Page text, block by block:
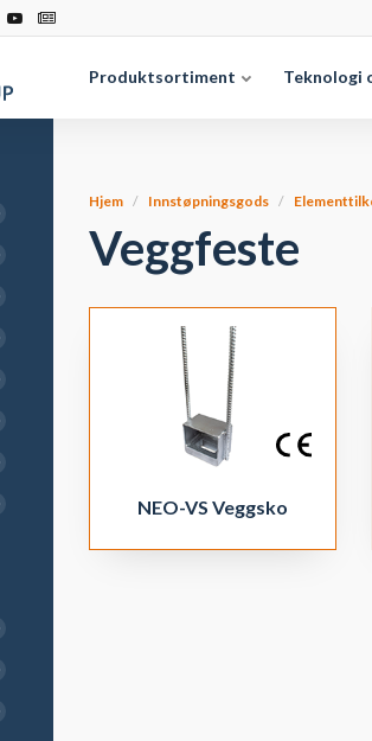
Produktsortiment Teknologi
Hjem Innstøpningsgods
Veggfeste
NEO-VS Veggsko